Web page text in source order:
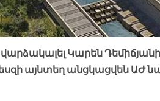
վարձակալել Կարեն
այնտեղ անցկացվեն ԱԺ